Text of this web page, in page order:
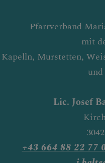
Pfarrverband
mit
Kapelln, Murstetten,
Lic. Josef
+43 664 88 22 77